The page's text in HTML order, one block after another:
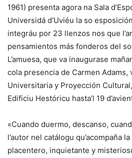
1961) presenta agora na Sala
Universidá d’Uviéu la so esposición
integráu por 23 llenzos nos que
pensamientos más fonderos del
L’amuesa, que va inaugurase
cola presencia de Carmen Adams,
Universitaria y Proyección
Edificiu Hestóricu hasta’l 19
«Cuando duermo, descanso,
l’autor nel catálogu qu’acompaña
placentero, inquietante y